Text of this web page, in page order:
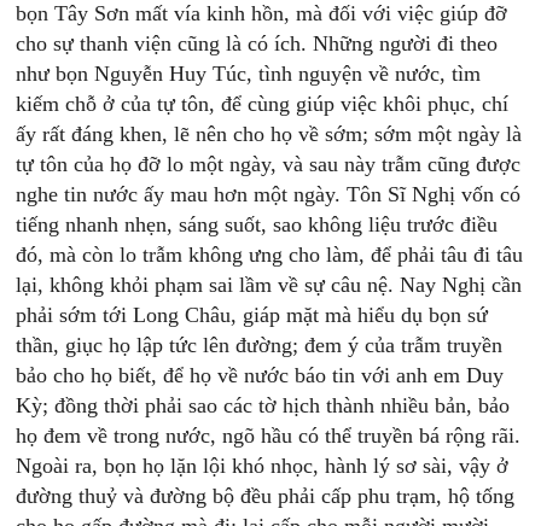
bọn Tây Sơn mất vía kinh hồn, mà đối với việc giúp đỡ
cho sự thanh viện cũng là có ích. Những người đi theo
như bọn Nguyễn Huy Túc, tình nguyện về nước, tìm
kiếm chỗ ở của tự tôn, để cùng giúp việc khôi phục, chí
ấy rất đáng khen, lẽ nên cho họ về sớm; sớm một ngày là
tự tôn của họ đỡ lo một ngày, và sau này trẫm cũng được
nghe tin nước ấy mau hơn một ngày. Tôn Sĩ Nghị vốn có
tiếng nhanh nhẹn, sáng suốt, sao không liệu trước điều
đó, mà còn lo trẫm không ưng cho làm, để phải tâu đi tâu
lại, không khỏi phạm sai lầm về sự câu nệ. Nay Nghị cần
phải sớm tới Long Châu, giáp mặt mà hiểu dụ bọn sứ
thần, giục họ lập tức lên đường; đem ý của trẫm truyền
bảo cho họ biết, để họ về nước báo tin với anh em Duy
Kỳ; đồng thời phải sao các tờ hịch thành nhiều bản, bảo
họ đem về trong nước, ngõ hầu có thể truyền bá rộng rãi.
Ngoài ra, bọn họ lặn lội khó nhọc, hành lý sơ sài, vậy ở
đường thuỷ và đường bộ đều phải cấp phu trạm, hộ tống